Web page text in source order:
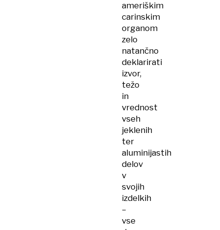
ameriškim
carinskim
organom
zelo
natančno
deklarirati
izvor,
težo
in
vrednost
vseh
jeklenih
ter
aluminijastih
delov
v
svojih
izdelkih
–
vse